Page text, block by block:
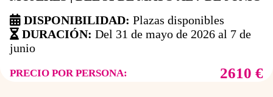
DISPONIBILIDAD: Plazas disponibles
DURACIÓN: Del 31 de mayo de 2026 al 7 de
junio
PRECIO POR PERSONA: 2610 €